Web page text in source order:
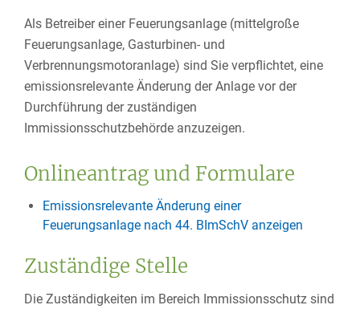
Als Betreiber einer Feuerungsanlage (mittelgroße
Feuerungsanlage, Gasturbinen- und
Verbrennungsmotoranlage) sind Sie verpflichtet, eine
emissionsrelevante Änderung der Anlage vor der
Durchführung der zuständigen
Immissionsschutzbehörde anzuzeigen.
Onlineantrag und Formulare
Emissionsrelevante Änderung einer
Feuerungsanlage nach 44. BImSchV anzeigen
Zuständige Stelle
Die Zuständigkeiten im Bereich Immissionsschutz sind